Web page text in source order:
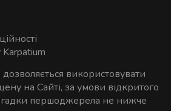
використовувати
на Сайті, за умови відкритого
першоджерела не нижче